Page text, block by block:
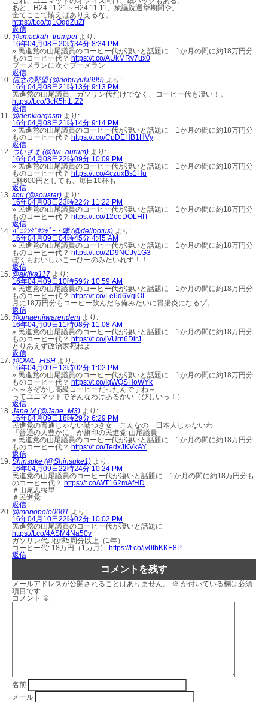
あと、H24.11.21～H24.11.11、衆議院選挙期間や。
全てここで賄えばありえるな。
https://t.co/tg1OgdZuZf
返信
@smackah_trumpet より:
16年04月08日20時34分 8:34 PM
» 民進党の山尾議員のコーヒー代が凄いと話題に 1か月の間に約18万円分
ものコーヒー代？ https://t.co/AUkMRv7ux0
ブーメランに次ぐブーメラン
返信
信之の野望 (@nobuyuki999) より:
16年04月08日21時13分 9:13 PM
民進党の山尾議員、ガソリン代だけでなく、コーヒー代も凄い！。
https://t.co/3cK5htLtZ2
返信
@denkiorgasm より:
16年04月08日21時14分 9:14 PM
» 民進党の山尾議員のコーヒー代が凄いと話題に 1か月の間に約18万円分
ものコーヒー代？ https://t.co/CpDEHB1HVy
返信
ついさま (@twi_aurum) より:
16年04月08日22時09分 10:09 PM
» 民進党の山尾議員のコーヒー代が凄いと話題に 1か月の間に約18万円分
ものコーヒー代？ https://t.co/4czuxBs1Hu
1杯600円としても、毎日10杯も
返信
sou (@soustar) より:
16年04月08日23時22分 11:22 PM
» 民進党の山尾議員のコーヒー代が凄いと話題に 1か月の間に約18万円分
ものコーヒー代？ https://t.co/12eeDOLHfT
返信
ﾊﾞﾆｼﾝｸﾞｻﾝﾀﾞｰ・哮 (@dellpotus) より:
16年04月09日04時45分 4:45 AM
» 民進党の山尾議員のコーヒー代が凄いと話題に 1か月の間に約18万円分
ものコーヒー代？ https://t.co/2D9NCJy1G3
ぼくもおいしいこーひーのみたいれす！！
返信
@akiika117 より:
16年04月09日10時59分 10:59 AM
» 民進党の山尾議員のコーヒー代が凄いと話題に 1か月の間に約18万円分
ものコーヒー代？ https://t.co/Le6d6VglOI
月に18万円分もコーヒー飲んだら俺みたいに胃腸炎になるゾ。
返信
@omaeniiwarendem より:
16年04月09日11時08分 11:08 AM
» 民進党の山尾議員のコーヒー代が凄いと話題に 1か月の間に約18万円分
ものコーヒー代？ https://t.co/jVUrn6DirJ
とりあえず政治家死ねよ
返信
@OWL_FISH より:
16年04月09日13時02分 1:02 PM
» 民進党の山尾議員のコーヒー代が凄いと話題に 1か月の間に約18万円分
ものコーヒー代？ https://t.co/IqWQSHoWYk
へ～さぞかし高級コーヒーだったんですね～
ってユニマットでそんなわけあるかい（びしいっ！）
返信
Jane M (@Jane_M3) より:
16年04月09日18時29分 6:29 PM
民進党の普通じゃない嘘つき女 こんなの 日本人じゃないわ
「普通の人豊かに」が旗印の民進党 山尾議員
» 民進党の山尾議員のコーヒー代が凄いと話題に 1か月の間に約18万円分
ものコーヒー代？ https://t.co/TedxJKVkAY
返信
Shinsuke (@Shinsuke1) より:
16年04月09日22時24分 10:24 PM
民進党の山尾議員のコーヒー代が凄いと話題に 1か月の間に約18万円分も
のコーヒー代？ https://t.co/WT162mAfHD
＃山尾志桜里
＃民進党
返信
@monopole0001 より:
16年04月10日22時02分 10:02 PM
民進党の山尾議員のコーヒー代が凄いと話題に
https://t.co/4ASM4Na50v
ガソリン代: 地球5周分以上（1年）
コーヒー代: 18万円（1カ月） https://t.co/jv0tbKKE8P
返信
コメントを残す
メールアドレスが公開されることはありません。 ※ が付いている欄は必須
項目です
コメント ※
名前
メール